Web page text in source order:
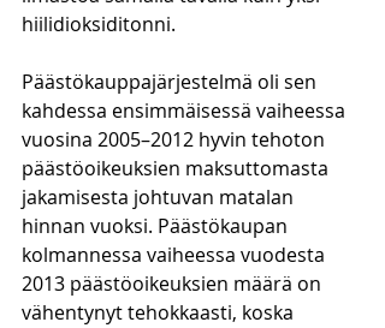
hiilidioksiditonni.
Päästökauppajärjestelmä oli sen
kahdessa ensimmäisessä vaiheessa
vuosina 2005–2012 hyvin tehoton
päästöoikeuksien maksuttomasta
jakamisesta johtuvan matalan
hinnan vuoksi. Päästökaupan
kolmannessa vaiheessa vuodesta
2013 päästöoikeuksien määrä on
vähentynyt tehokkaasti, koska